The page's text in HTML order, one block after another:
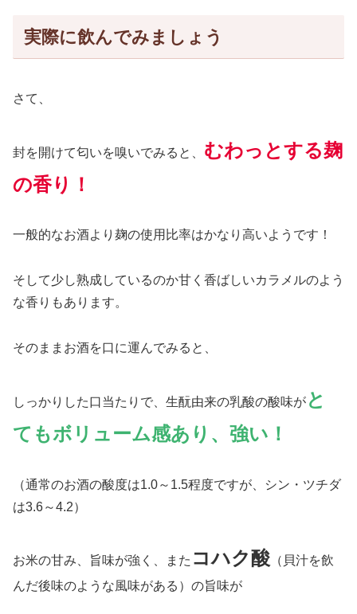
実際に飲んでみましょう
さて、
封を開けて匂いを嗅いでみる と、 むわっとする麹
の香り ！
一般的なお酒より麹の使用比率はかなり高いようです！
そして少し熟成しているのか甘く香ばしいカラメルのよう
な香りもあります。
そのままお酒を口に運んでみると、
しっかりした口当たりで、生酛由来の乳酸の酸味が と
てもボリューム感あり、強い！
（通常のお酒の酸度は1.0～1.5程度ですが、シン・ツチダ
は3.6～4.2）
お米の甘み、旨味が強く、また コハク酸 （貝汁を飲
んだ後味のような風味がある）の旨味が